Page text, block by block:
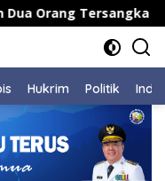
Tersangka
Hukrim Politik